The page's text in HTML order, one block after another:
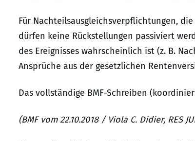
Für Nachteilsausgleichsverpflichtungen,
dürfen keine Rückstellungen passiviert
des Ereignisses wahrscheinlich ist (z. B.
Ansprüche aus der gesetzlichen
Das vollständige BMF-Schreiben
(BMF vom 22.10.2018 / Viola C. Didier, RES